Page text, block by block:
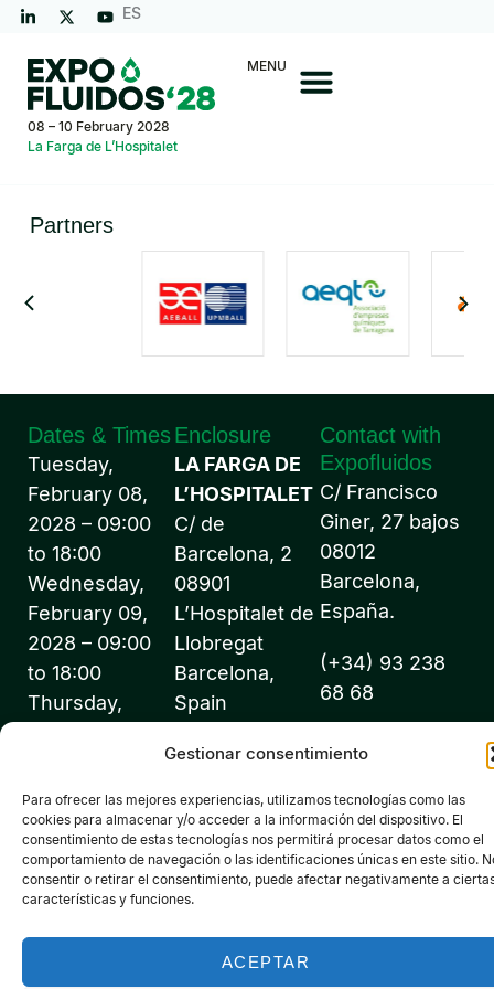
Gestionar consentimiento
Para ofrecer las mejores experiencias, utilizamos tecnologías como las
cookies para almacenar y/o acceder a la información del dispositivo. El
consentimiento de estas tecnologías nos permitirá procesar datos como el
comportamiento de navegación o las identificaciones únicas en este sitio.
consentir o retirar el consentimiento, puede afectar negativamente a
características y funciones.
ACEPTAR
ES
08 – 10 February 2028
La Farga de L’Hospitalet
MENU
Partners
Dates & Times
Tuesday,
February 08,
2028 – 09:00
to 18:00
Wednesday,
February 09,
2028 – 09:00
to 18:00
Thursday,
to 18:00
Enclosure
LA FARGA DE
L’HOSPITALET
C/ de
Barcelona, 2
08901
L’Hospitalet de
Llobregat
Barcelona,
Spain
Contact with
Expofluidos
C/ Francisco
Giner, 27 bajos
08012
Barcelona,
España.
(+34) 93 238
68 68
PROFEI SL – NIF: B60035490 – Commercial Registry: folio 22,
volume 22,184, sheet nºB-32669